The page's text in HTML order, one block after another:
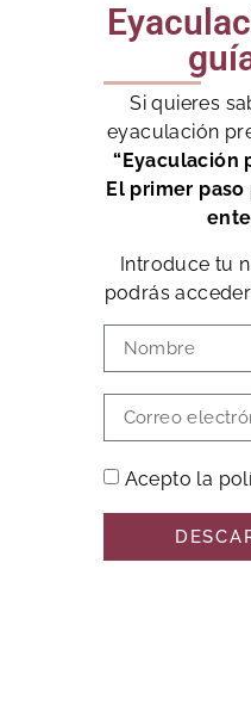
Si quieres
eyaculación
“Eyaculación
El primer
Introduce tu
podrás
Acepto la